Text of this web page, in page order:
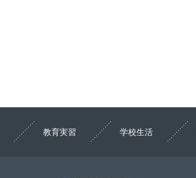
教育実習 学校生活